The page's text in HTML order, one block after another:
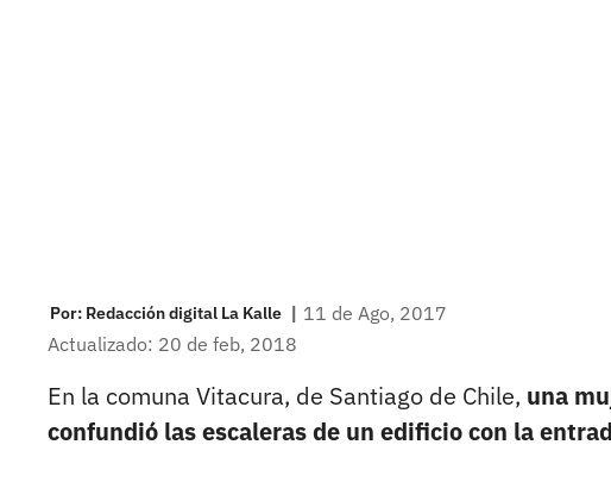
Por: Redacción digital La Kalle | 11 de Ago, 2017
Actualizado: 20 de feb, 2018
En la comuna Vitacura, de Santiago de Chile, una
confundió las escaleras de un edificio con la